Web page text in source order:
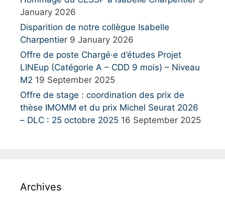
January 2026
Disparition de notre collègue Isabelle
Charpentier 9 January 2026
Offre de poste Chargé·e d’études Projet
LINEup (Catégorie A – CDD 9 mois) – Niveau
M2 19 September 2025
Offre de stage : coordination des prix de
thèse IMOMM et du prix Michel Seurat 2026
– DLC : 25 octobre 2025 16 September 2025
Archives